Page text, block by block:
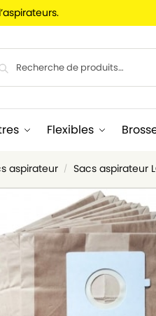
Flexibles
aspirateur / Sacs aspirateur